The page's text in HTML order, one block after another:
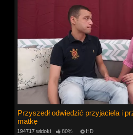
Przyszedł odwiedzić przyjaciela i
matkę
194717 widoki 80% HD